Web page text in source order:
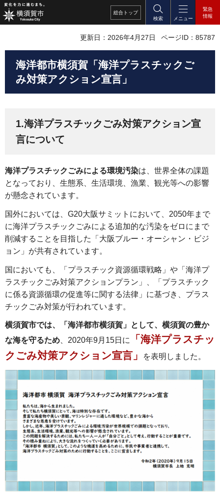
総合 トップ
検索
メニュー
緊急
情報
更新日：2026年4月27日 ページID：85787
海洋都市横須賀「海洋プラスチックご
み対策アクション宣言」
1.海洋プラスチックごみ対策アクション宣
言について
海洋プラスチックごみによる環境汚染は、世界全体の課題
となっており、生態系、生活環境、漁業、観光等への影響
が懸念されています。
国外においては、G20大阪サミットにおいて、2050年まで
に海洋プラスチックごみによる追加的な汚染をゼロにまで
削減することを目指した「大阪ブルー・オーシャン・ビジ
ョン」が共有されています。
国においても、「プラスチック資源循環戦略」や「海洋プ
ラスチックごみ対策アクションプラン」、「プラスチック
に係る資源循環の促進等に関する法律」に基づき、プラス
チックごみ対策が行われています。
横須賀市では、「海洋都市横須賀」として、横須賀の豊か
な海を守るため 、2020年9月15日に
「海洋プラスチッ
クごみ対策アクション宣言」
を表明しました。